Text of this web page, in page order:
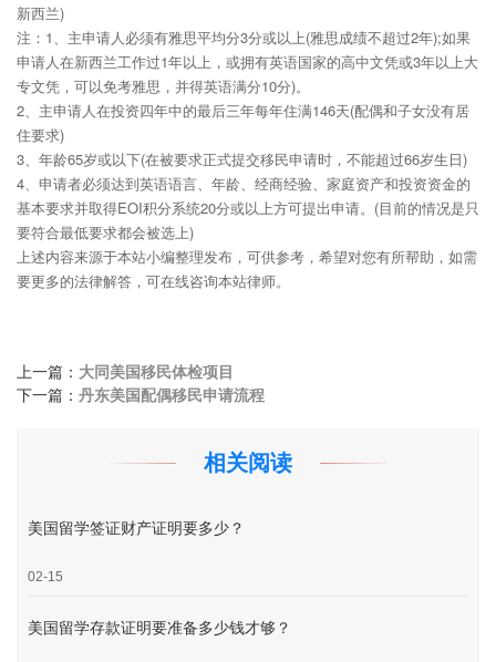
新西兰)
注：1、主申请人必须有雅思平均分3分或以上(雅思成绩不超过2年);如果
申请人在新西兰工作过1年以上，或拥有英语国家的高中文凭或3年以上大
专文凭，可以免考雅思，并得英语满分10分)。
2、主申请人在投资四年中的最后三年每年住满146天(配偶和子女没有居
住要求)
3、年龄65岁或以下(在被要求正式提交移民申请时，不能超过66岁生日)
4、申请者必须达到英语语言、年龄、经商经验、家庭资产和投资资金的
基本要求并取得EOI积分系统20分或以上方可提出申请。(目前的情况是只
要符合最低要求都会被选上)
上述内容来源于本站小编整理发布，可供参考，希望对您有所帮助，如需
要更多的法律解答，可在线咨询本站律师。
上一篇： 大同美国移民体检项目
下一篇： 丹东美国配偶移民申请流程
相关阅读
美国留学签证财产证明要多少？
02-15
美国留学存款证明要准备多少钱才够？